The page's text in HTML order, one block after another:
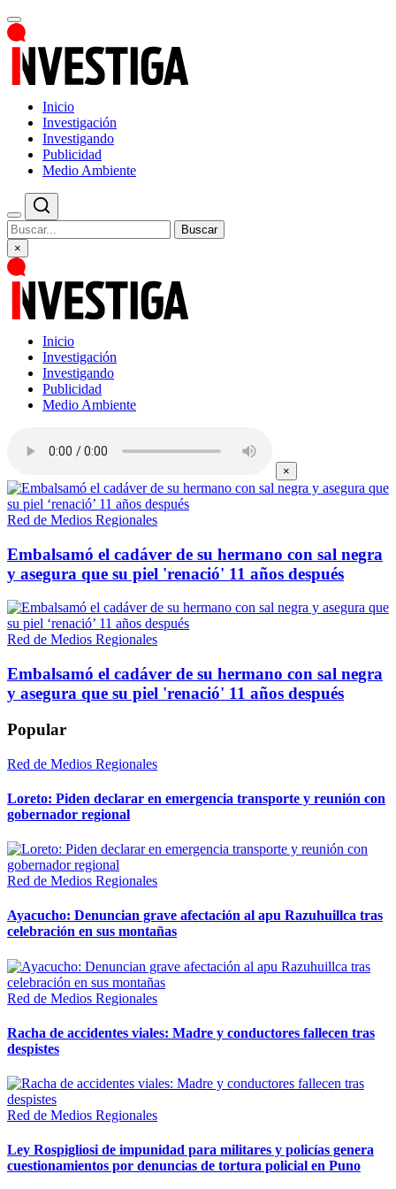
Inicio
Investigación
Investigando
Publicidad
Medio Ambiente
Buscar
×
Inicio
Investigación
Investigando
Publicidad
Medio Ambiente
×
Red de Medios Regionales
Embalsamó el cadáver de su hermano con sal negra
y asegura que su piel 'renació' 11 años después
Red de Medios Regionales
Embalsamó el cadáver de su hermano con sal negra
y asegura que su piel 'renació' 11 años después
Popular
Red de Medios Regionales
Loreto: Piden declarar en emergencia transporte y reunión con
gobernador regional
Red de Medios Regionales
Ayacucho: Denuncian grave afectación al apu Razuhuillca tras
celebración en sus montañas
Red de Medios Regionales
Racha de accidentes viales: Madre y conductores fallecen tras
despistes
Red de Medios Regionales
Ley Rospigliosi de impunidad para militares y policías genera
cuestionamientos por denuncias de tortura policial en Puno